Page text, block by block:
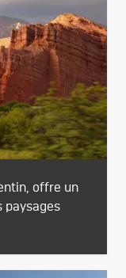
offre un
paysages